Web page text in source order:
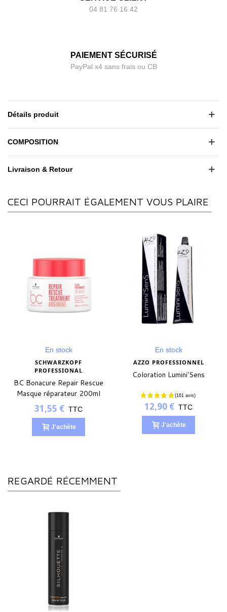
04 81 76 16 42
PAIEMENT SÉCURISÉ
PayPal x4 sans frais ou CB
Détails produit
COMPOSITION
Livraison & Retour
CECI POURRAIT ÉGALEMENT VOUS PLAIRE
En stock
SCHWARZKOPF
PROFESSIONAL
BC Bonacure Repair Rescue
Masque réparateur 200ml
31,55 € TTC
J'achète
En stock
AZZO PROFESSIONNEL
Coloration Lumini'Sens
12,90 € TTC
J'achète
REGARDÉ RÉCEMMENT